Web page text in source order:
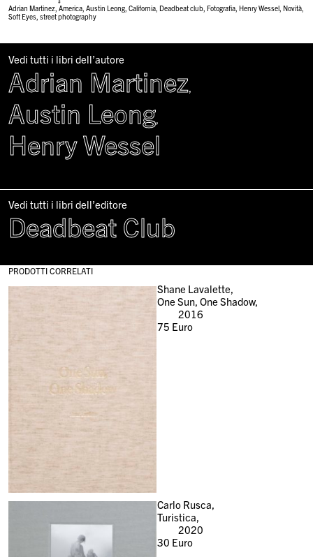
#
Adrian Martinez,America,Austin Leong,California, Deadbeat club, Fotografia, Henry Wessel, Novità,
Soft Eyes,street photography
Vedi tutti i libri dell’autore
Adrian Martinez
Austin Leong
Henry Wessel
Vedi tutti i libri dell’editore
Deadbeat Club
PRODOTTI CORRELATI
Shane Lavalette,
One Sun, One Shadow,
2016
75 Euro
Carlo Rusca,
Turistica,
2020
30 Euro